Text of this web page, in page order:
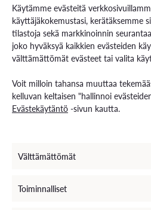
Käytämme evästeitä
käyttäjäkokemustasi, kerätäksemme
tilastoja sekä markkinoinnin
joko hyväksyä kaikkien evästeiden
välttämättömät evästeet tai valita
Voit milloin tahansa muuttaa
kelluvan keltaisen "hallinnoi
Evästekäytäntö -sivun kautta.
Välttämättömät
Toiminnalliset
Rekryä opiskelijoita
Energiaa-verkkolehti
Ota yhteyttä
Henkilöstöhaku
EXAM – sähköinen tenttipalvelu
Medialle
VAMKin Ilmoituskanava